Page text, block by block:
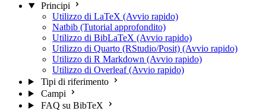
Principi
Utilizzo di LaTeX (Avvio rapido)
Natbib (Tutorial approfondito)
Utilizzo di BibLaTeX (Avvio rapido)
Utilizzo di Quarto (RStudio/Posit) (Avvio rapido)
Utilizzo di R Markdown (Avvio rapido)
Utilizzo di Overleaf (Avvio rapido)
Tipi di riferimento
Campi
FAQ su BibTeX